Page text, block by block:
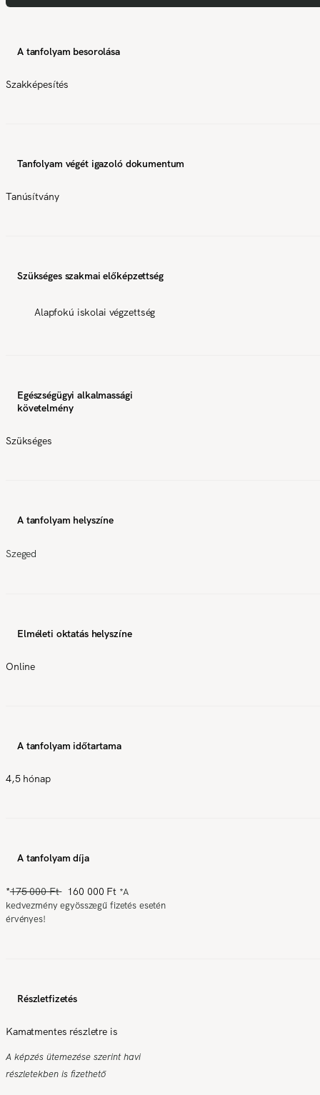
A tanfolyam besorolása
Szakképesítés
Tanfolyam végét igazoló dokumentum
Tanúsítvány
Szükséges szakmai előképzettség
Alapfokú iskolai végzettség
Egészségügyi alkalmassági
követelmény
Szükséges
A tanfolyam helyszíne
Szeged
Elméleti oktatás helyszíne
Online
A tanfolyam időtartama
4,5 hónap
A tanfolyam díja
*175 000 Ft 160 000 Ft *A
kedvezmény egyösszegű fizetés esetén
érvényes!
Részletfizetés
Kamatmentes részletre is
A képzés ütemezése szerint havi
részletekben is fizethető